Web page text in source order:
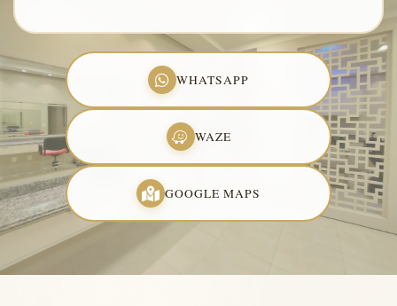
WHATSAPP
WAZE
GOOGLE MAPS